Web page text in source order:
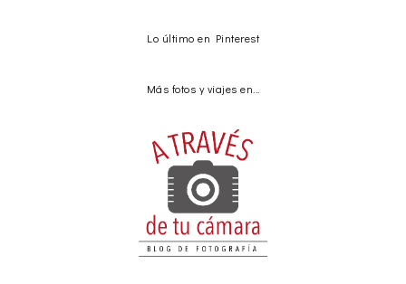
Lo último en Pinterest
Más fotos y viajes en...